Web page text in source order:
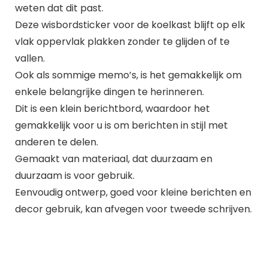
weten dat dit past.
Deze wisbordsticker voor de koelkast blijft op elk
vlak oppervlak plakken zonder te glijden of te
vallen.
Ook als sommige memo’s, is het gemakkelijk om
enkele belangrijke dingen te herinneren.
Dit is een klein berichtbord, waardoor het
gemakkelijk voor u is om berichten in stijl met
anderen te delen.
Gemaakt van materiaal, dat duurzaam en
duurzaam is voor gebruik.
Eenvoudig ontwerp, goed voor kleine berichten en
decor gebruik, kan afvegen voor tweede schrijven.